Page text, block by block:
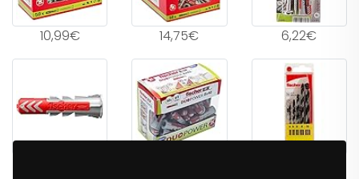
10,99€ 14,75€ 6,22€